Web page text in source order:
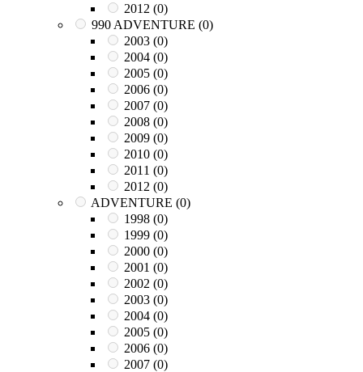
2012 (0)
990 ADVENTURE (0)
2003 (0)
2004 (0)
2005 (0)
2006 (0)
2007 (0)
2008 (0)
2009 (0)
2010 (0)
2011 (0)
2012 (0)
ADVENTURE (0)
1998 (0)
1999 (0)
2000 (0)
2001 (0)
2002 (0)
2003 (0)
2004 (0)
2005 (0)
2006 (0)
2007 (0)